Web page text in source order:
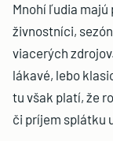
Mnohí ľudia
živnostníci,
viacerých
lákavé, lebo
tu však platí, že
či príjem splátku